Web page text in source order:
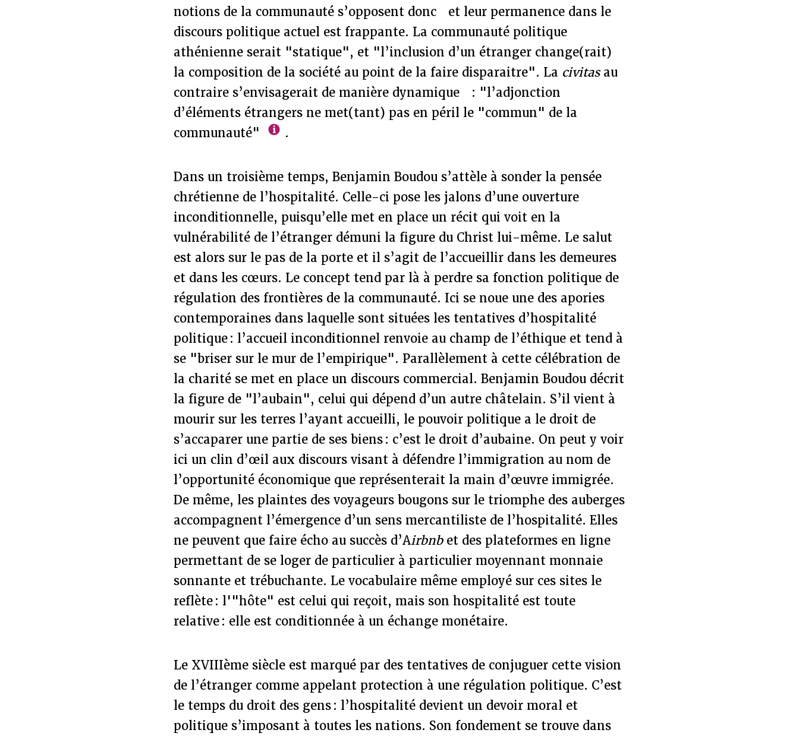
notions de la communauté s’opposent donc et leur permanence dans le
discours politique actuel est frappante. La communauté politique
athénienne serait "statique", et "l’inclusion d’un étranger change(rait)
la composition de la société au point de la faire disparaitre". La civitasau
contraire s’envisagerait de manière dynamique : "l’adjonction
d’éléments étrangers ne met(tant) pas en péril le "commun" de la
communauté"
.
Dans un troisième temps, Benjamin Boudou s’attèle à sonder la pensée
chrétienne de l’hospitalité. Celle-ci pose les jalons d’une ouverture
inconditionnelle, puisqu’elle met en place un récit qui voit en la
vulnérabilité de l’étranger démuni la figure du Christ lui-même. Le salut
est alors sur le pas de la porte et il s’agit de l’accueillir dans les demeures
et dans les cœurs. Le concept tend par là à perdre sa fonction politique de
régulation des frontières de la communauté. Ici se noue une des apories
contemporaines dans laquelle sont situées les tentatives d’hospitalité
politique : l’accueil inconditionnel renvoie au champ de l’éthique et tend à
se "briser sur le mur de l’empirique". Parallèlement à cette célébration de
la charité se met en place un discours commercial. Benjamin Boudou décrit
la figure de "l’aubain", celui qui dépend d’un autre châtelain. S’il vient à
mourir sur les terres l’ayant accueilli, le pouvoir politique a le droit de
s’accaparer une partie de ses biens : c’est le droit d’aubaine. On peut y voir
ici un clin d’œil aux discours visant à défendre l’immigration au nom de
l’opportunité économique que représenterait la main d’œuvre immigrée.
De même, les plaintes des voyageurs bougons sur le triomphe des auberges
accompagnent l’émergence d’un sens mercantiliste de l’hospitalité. Elles
ne peuvent que faire écho au succès d’Airbnbet des plateformes en ligne
permettant de se loger de particulier à particulier moyennant monnaie
sonnante et trébuchante. Le vocabulaire même employé sur ces sites le
reflète : l'"hôte" est celui qui reçoit, mais son hospitalité est toute
relative : elle est conditionnée à un échange monétaire.
Le XVIIIème siècle est marqué par des tentatives de conjuguer cette vision
de l’étranger comme appelant protection à une régulation politique. C’est
le temps du droit des gens : l’hospitalité devient un devoir moral et
politique s’imposant à toutes les nations. Son fondement se trouve dans